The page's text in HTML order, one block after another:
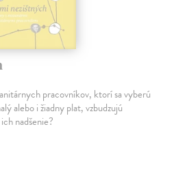
pracovníkov, ktorí sa vyberú
alebo i žiadny plat, vzbudzujú
nadšenie?